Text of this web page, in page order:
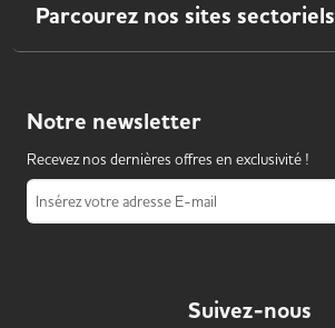
Parcourez nos sites sectoriels
Notre newsletter
Recevez nos dernières offres en exclusivité !
Insérez votre adresse E-mail
Suivez-nous